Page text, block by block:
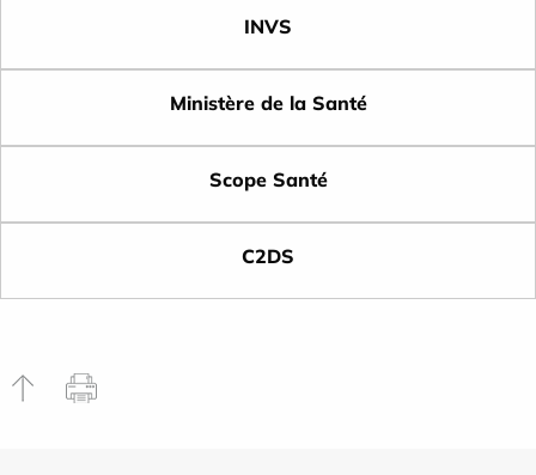
INVS
Ministère de la Santé
Scope Santé
C2DS